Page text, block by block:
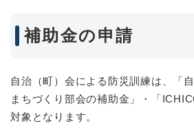
補助金の申請
自治（町）会による防災訓練は、「
まちづくり部会の補助金」・「
対象となります。